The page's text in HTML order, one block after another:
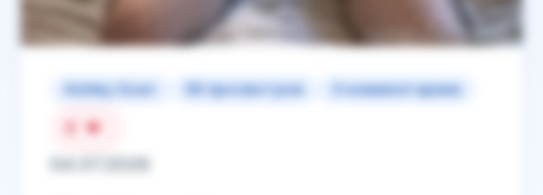
Ashley Scarr 65 просмотров 0 комментариев
04.07.2026